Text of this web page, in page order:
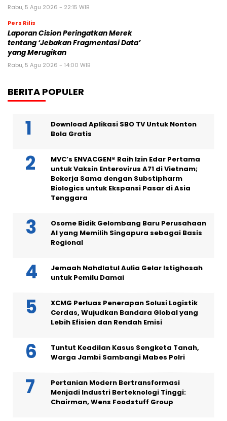
Rabu, 5 Agu 2026 - 22:15 WIB
Pers Rilis
Laporan Cision Peringatkan Merek
tentang ‘Jebakan Fragmentasi Data’
yang Merugikan
Rabu, 5 Agu 2026 - 14:00 WIB
BERITA POPULER
Download Aplikasi SBO TV Untuk Nonton
Bola Gratis
MVC’s ENVACGEN® Raih Izin Edar Pertama
untuk Vaksin Enterovirus A71 di Vietnam;
Bekerja Sama dengan Substipharm
Biologics untuk Ekspansi Pasar di Asia
Tenggara
Osome Bidik Gelombang Baru Perusahaan
AI yang Memilih Singapura sebagai Basis
Regional
Jemaah Nahdlatul Aulia Gelar Istighosah
untuk Pemilu Damai
XCMG Perluas Penerapan Solusi Logistik
Cerdas, Wujudkan Bandara Global yang
Lebih Efisien dan Rendah Emisi
Tuntut Keadilan Kasus Sengketa Tanah,
Warga Jambi Sambangi Mabes Polri
Pertanian Modern Bertransformasi
Menjadi Industri Berteknologi Tinggi:
Chairman, Wens Foodstuff Group